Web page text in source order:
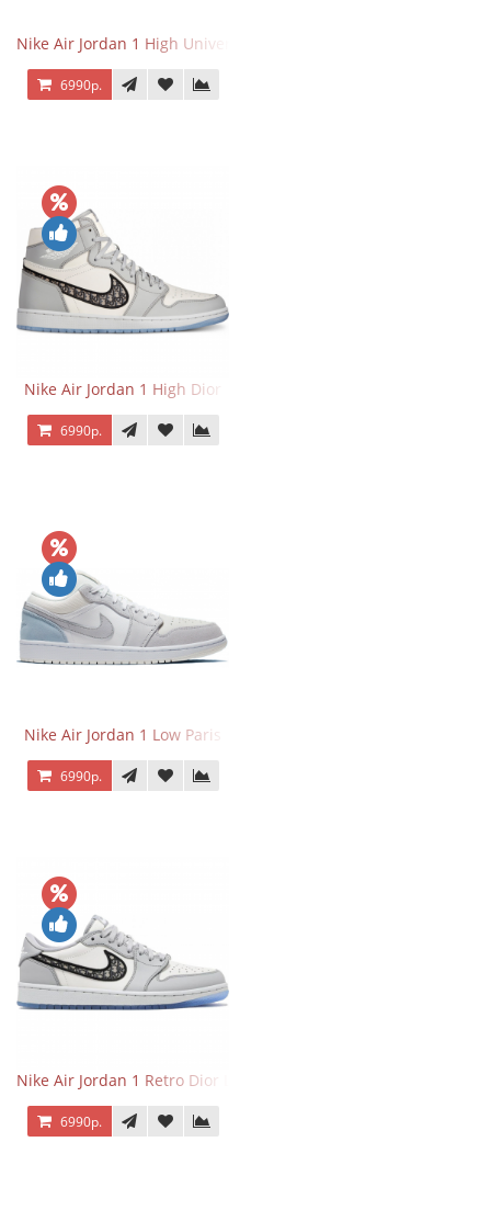
Nike Air Jordan 1 High University Blue
6990р.
Nike Air Jordan 1 High Dior
6990р.
Nike Air Jordan 1 Low Paris
6990р.
Nike Air Jordan 1 Retro Dior Low
6990р.